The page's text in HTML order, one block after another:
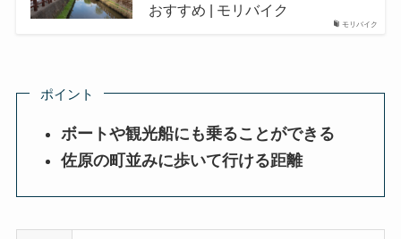
モリバイク
おすすめ | モリバイク
ポイント
ボートや観光船にも乗ることができる
佐原の町並みに歩いて行ける距離